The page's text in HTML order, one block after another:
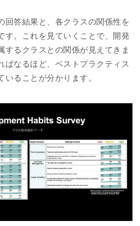
回答結果と、各クラスの関係性を
す。これを見ていくことで、開発
するクラスとの関係が見えてきま
ばなるほど、ベストプラクティス
いることが分かります。